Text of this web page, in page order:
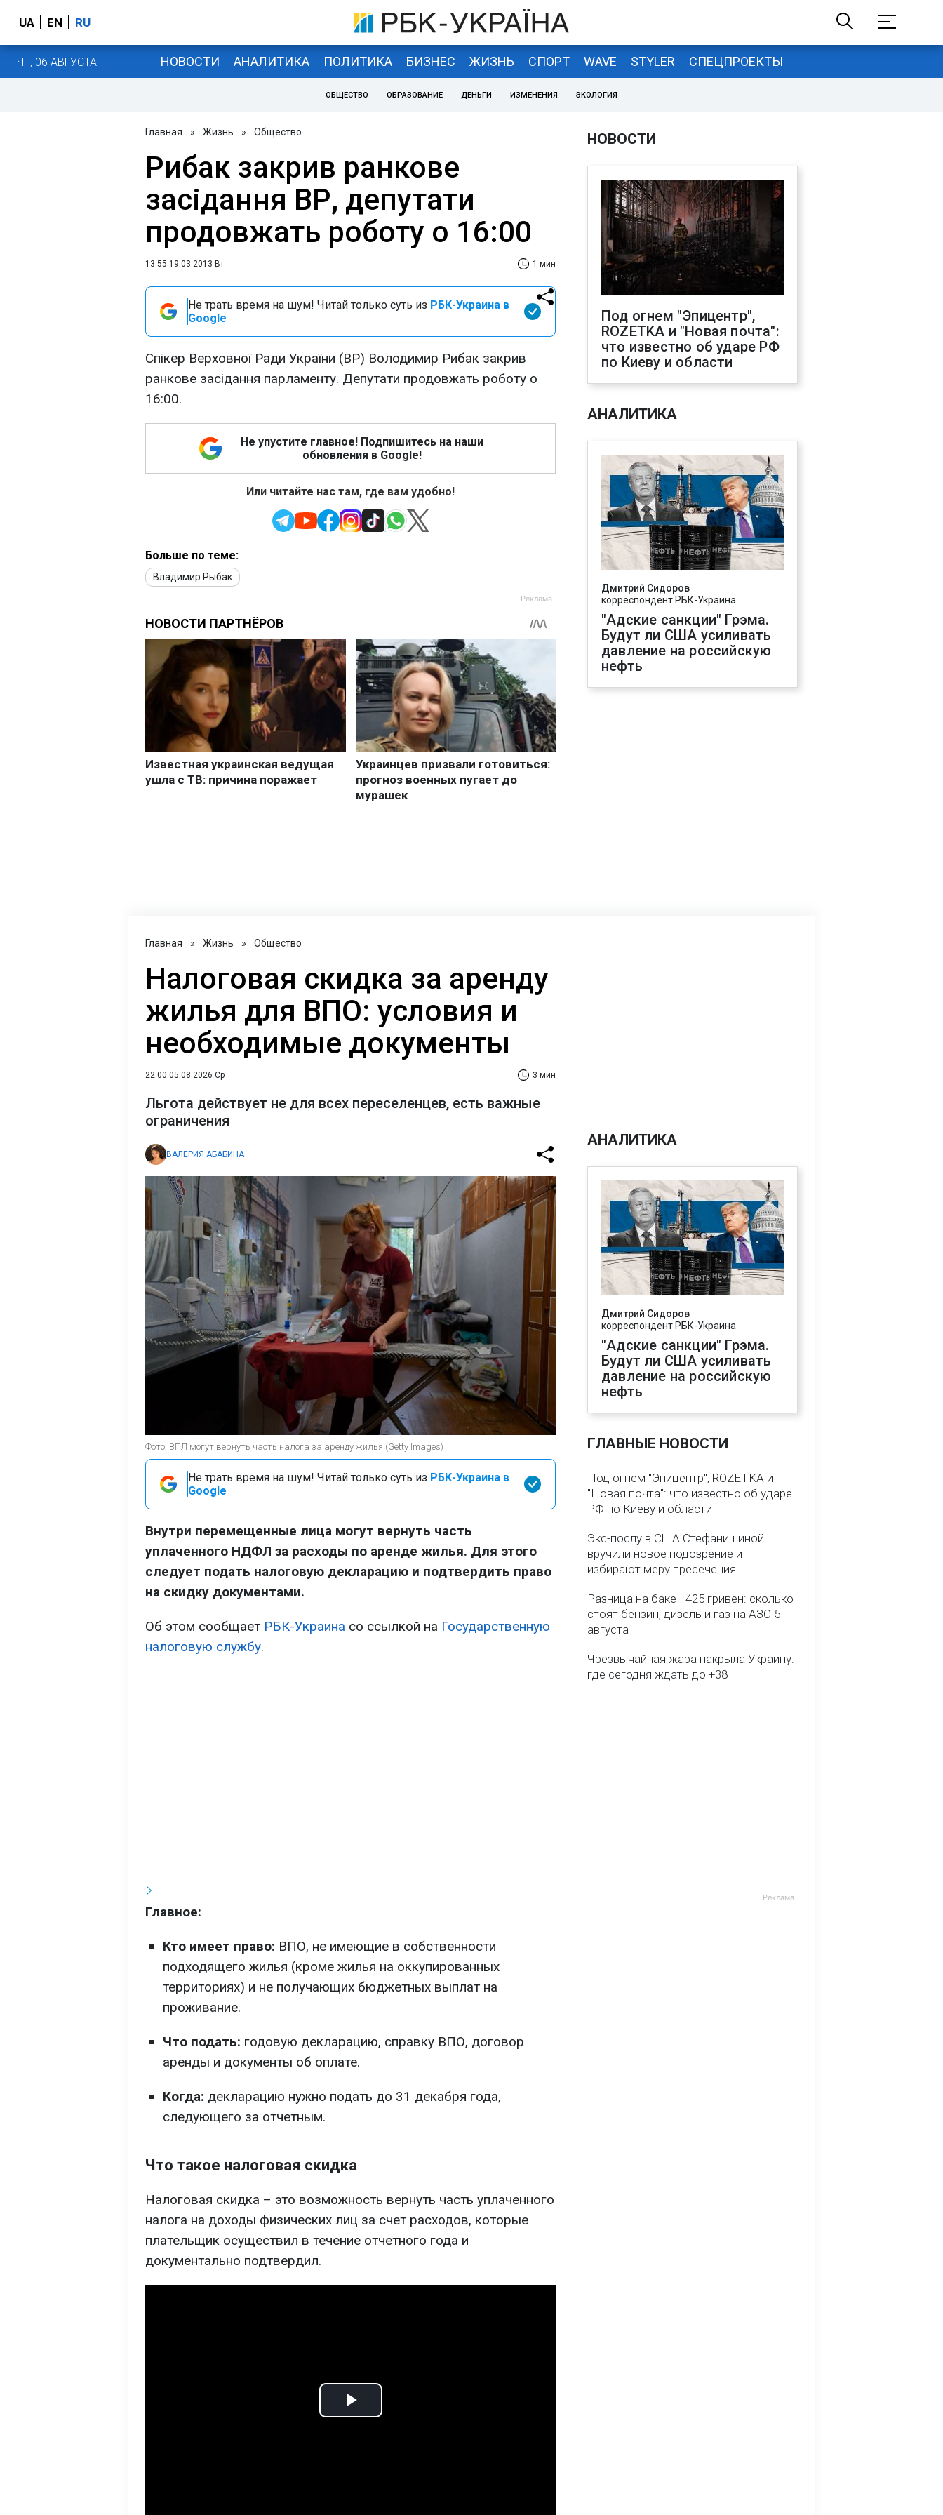
UA EN RU
ЧТ, 06 АВГУСТА НОВОСТИ АНАЛИТИКА ПОЛИТИКА БИЗНЕС ЖИЗНЬ СПОРТ WAVE STYLER СПЕЦПРОЕКТЫ
ОБЩЕСТВО ОБРАЗОВАНИЕ ДЕНЬГИ ИЗМЕНЕНИЯ ЭКОЛОГИЯ
Главная » Жизнь » Общество
Рибак закрив ранкове
засідання ВР, депутати
продовжать роботу о 16:00
13:55 19.03.2013 Вт 1 мин
Не трать время на шум! Читай только суть из РБК-Украина в
Google
Спікер Верховної Ради України (ВР) Володимир Рибак закрив
ранкове засідання парламенту. Депутати продовжать роботу о
16:00.
Не упустите главное! Подпишитесь на наши
обновления в Google!
Или читайте нас там, где вам удобно!
Больше по теме:
Владимир Рыбак
НОВОСТИ
Под огнем "Эпицентр",
ROZETKA и "Новая почта":
что известно об ударе РФ
по Киеву и области
АНАЛИТИКА
Дмитрий Сидоров
корреспондент РБК-Украина
"Адские санкции" Грэма.
Будут ли США усиливать
давление на российскую
нефть
Главная » Жизнь » Общество
Налоговая скидка за аренду
жилья для ВПО: условия и
необходимые документы
22:00 05.08.2026 Ср 3 мин
Льгота действует не для всех переселенцев, есть важные
ограничения
ВАЛЕРИЯ АБАБИНА
Фото: ВПЛ могут вернуть часть налога за аренду жилья (Getty Images)
Не трать время на шум! Читай только суть из РБК-Украина в
Google
Внутри перемещенные лица могут вернуть часть
уплаченного НДФЛ за расходы по аренде жилья. Для этого
следует подать налоговую декларацию и подтвердить право
на скидку документами.
Об этом сообщает РБК-Украина со ссылкой на Государственную
налоговую службу.
Главное:
Кто имеет право: ВПО, не имеющие в собственности
подходящего жилья (кроме жилья на оккупированных
территориях) и не получающих бюджетных выплат на
проживание.
Что подать: годовую декларацию, справку ВПО, договор
аренды и документы об оплате.
Когда: декларацию нужно подать до 31 декабря года,
следующего за отчетным.
Что такое налоговая скидка
Налоговая скидка – это возможность вернуть часть уплаченного
налога на доходы физических лиц за счет расходов, которые
плательщик осуществил в течение отчетного года и
документально подтвердил.
Play
АНАЛИТИКА
Дмитрий Сидоров
корреспондент РБК-Украина
"Адские санкции" Грэма.
Будут ли США усиливать
давление на российскую
нефть
ГЛАВНЫЕ НОВОСТИ
Под огнем "Эпицентр", ROZETKA и
"Новая почта": что известно об ударе
РФ по Киеву и области
Экс-послу в США Стефанишиной
вручили новое подозрение и
избирают меру пресечения
Разница на баке - 425 гривен: сколько
стоят бензин, дизель и газ на АЗС 5
августа
Чрезвычайная жара накрыла Украину:
где сегодня ждать до +38